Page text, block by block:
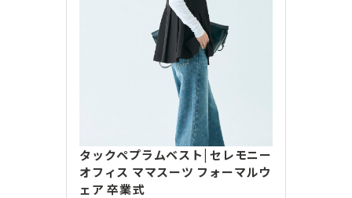
タックペプラムベスト| セレモニー
オフィス ママスーツ フォーマルウ
ェア 卒業式